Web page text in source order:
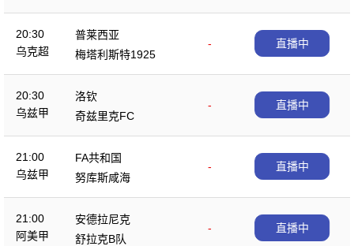
20:30
乌克超
普莱西亚
-
梅塔利斯特1925
直播中
20:30
乌兹甲
洛钦
-
奇兹里克FC
直播中
21:00
乌兹甲
FA共和国
-
努库斯咸海
直播中
21:00
阿美甲
安德拉尼克
-
舒拉克B队
直播中